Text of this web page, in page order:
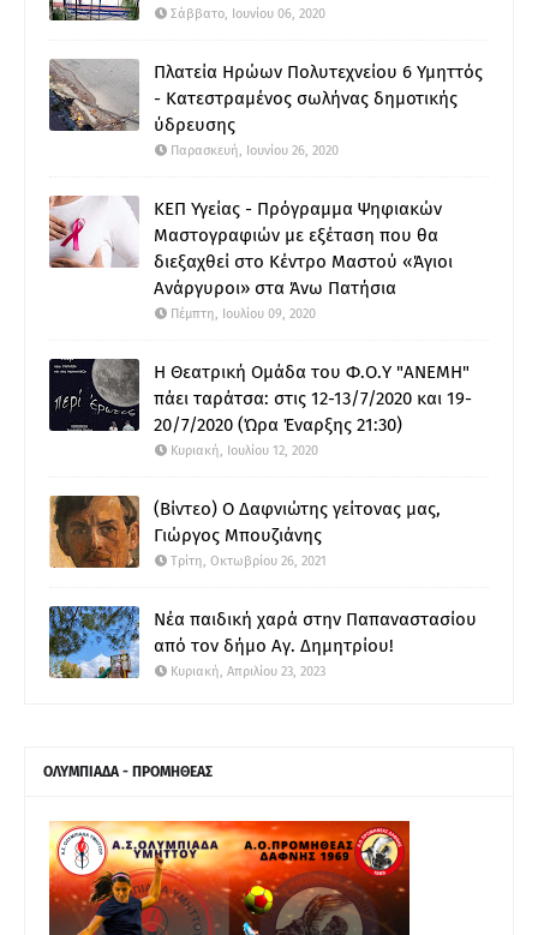
Σάββατο, Ιουνίου 06, 2020
Πλατεία Ηρώων Πολυτεχνείου 6 Υμηττός
- Κατεστραμένος σωλήνας δημοτικής
ύδρευσης
Παρασκευή, Ιουνίου 26, 2020
ΚΕΠ Υγείας - Πρόγραμμα Ψηφιακών
Μαστογραφιών με εξέταση που θα
διεξαχθεί στο Κέντρο Μαστού «Άγιοι
Ανάργυροι» στα Άνω Πατήσια
Πέμπτη, Ιουλίου 09, 2020
Η Θεατρική Ομάδα του Φ.Ο.Υ "ΑΝΕΜΗ"
πάει ταράτσα: στις 12-13/7/2020 και 19-
20/7/2020 (Ώρα Έναρξης 21:30)
Κυριακή, Ιουλίου 12, 2020
(Βίντεο) Ο Δαφνιώτης γείτονας μας,
Γιώργος Μπουζιάνης
Τρίτη, Οκτωβρίου 26, 2021
Νέα παιδική χαρά στην Παπαναστασίου
από τον δήμο Αγ. Δημητρίου!
Κυριακή, Απριλίου 23, 2023
ΟΛΥΜΠΙΑΔΑ - ΠΡΟΜΗΘΕΑΣ